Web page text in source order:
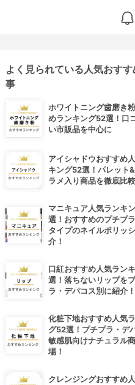
よく見られている人気おす
事
ホワイトニング歯磨き
めランキング52選！口
い市販品を中心に
アイシャドウおすすめ
キング52選！パレット
ラメ入り商品を徹底比較
マニキュア人気ランキ
選！おすすめのプチプ
タイプのネイルポリッ
介！
口紅おすすめ人気ラン
選！落ちないリップを
ラ・デパコス別に紹介！
化粧下地おすすめ人気
グ52選！プチプラ・デ
敏感肌向けナチュラル
場！
クレンジングおすすめ